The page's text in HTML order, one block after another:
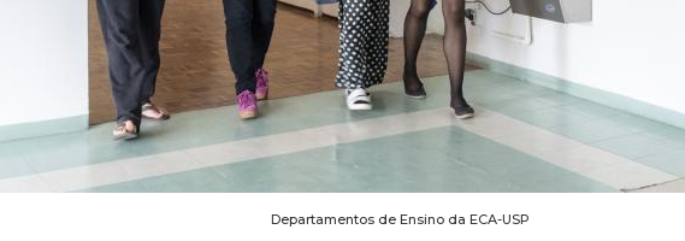
Departamentos de Ensino da ECA-USP